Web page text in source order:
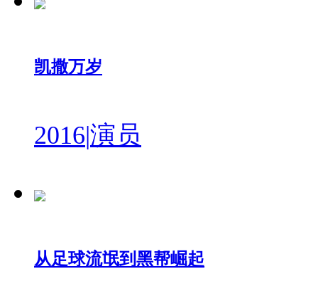
凯撒万岁
2016|演员
从足球流氓到黑帮崛起